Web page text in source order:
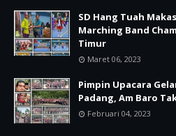
SD Hang Tuah
Marching Band
Timur
Maret 06, 2023
Pimpin Upacara
Padang, Am Baro
Februari 04, 2023